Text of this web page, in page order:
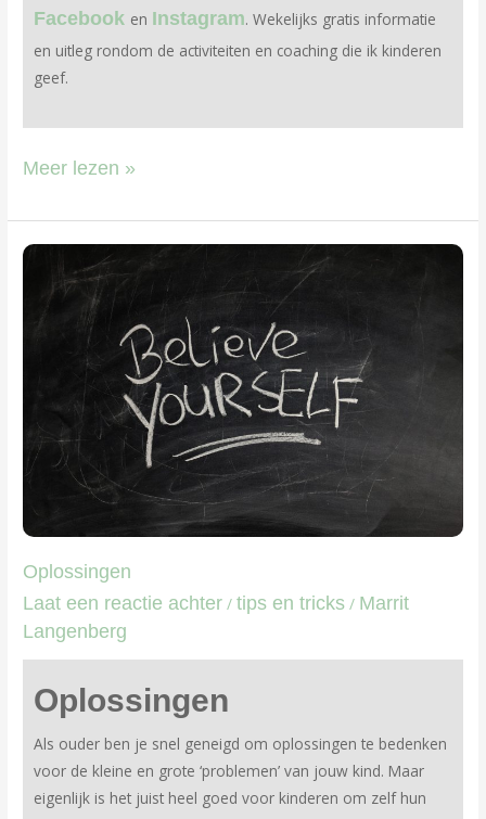
Facebook en Instagram. Wekelijks gratis informatie
en uitleg rondom de activiteiten en coaching die ik kinderen
geef.
Meer lezen »
Oplossingen
Laat een reactie achter /tips en tricks / Marrit
Langenberg
Oplossingen
Als ouder ben je snel geneigd om oplossingen te bedenken
voor de kleine en grote ‘problemen’ van jouw kind. Maar
eigenlijk is het juist heel goed voor kinderen om zelf hun
Oplossingen